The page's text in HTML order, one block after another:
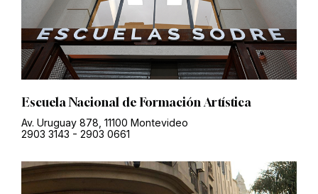
Escuela Nacional de Formación Artística
Av. Uruguay 878, 11100 Montevideo
2903 3143 - 2903 0661